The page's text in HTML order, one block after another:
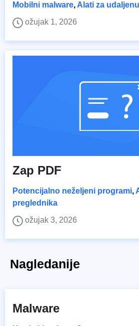
Mobilni malware,Alati za
ožujak 1, 2026
Zap PDF
Potencijalno neželjeni programi,
preglednika
ožujak 3, 2026
Nagledanije
Malware